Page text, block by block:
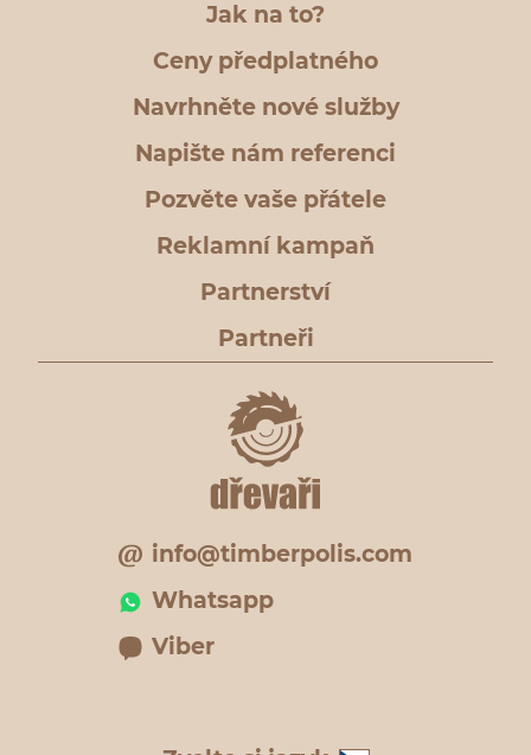
Jak na to?
Ceny předplatného
Navrhněte nové služby
Napište nám referenci
Pozvěte vaše přátele
Reklamní kampaň
Partnerství
Partneři
info@timberpolis.com
Whatsapp
Viber